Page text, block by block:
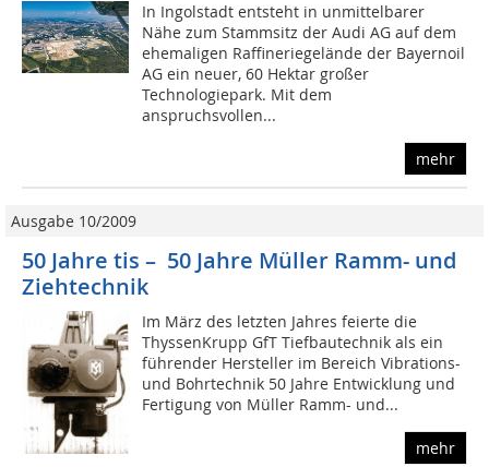
In Ingolstadt entsteht in unmittelbarer
Nähe zum Stammsitz der Audi AG auf dem
ehemaligen Raffineriegelände der Bayernoil
AG ein neuer, 60 Hektar großer
Technologiepark. Mit dem
anspruchsvollen...
mehr
Ausgabe 10/2009
50 Jahre tis – 50 Jahre Müller Ramm- und
Ziehtechnik
Im März des letzten Jahres feierte die
ThyssenKrupp GfT Tiefbautechnik als ein
führender Hersteller im Bereich Vibrations-
und Bohrtechnik 50 Jahre Entwicklung und
Fertigung von Müller Ramm- und...
mehr